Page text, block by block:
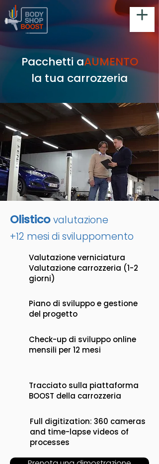
Pacchetti aAUMENTO
la tua carrozzeria
Olistico valutazione
+12 mesi di sviluppomento
Valutazione verniciatura
Valutazione carrozzeria (1-2
giorni)
Piano di sviluppo e gestione
del progetto
Check-up di sviluppo online
mensili per 12 mesi
Tracciato sulla piattaforma
BOOST della carrozzeria
Full digitization: 360 cameras
and time-lapse videos of
processes